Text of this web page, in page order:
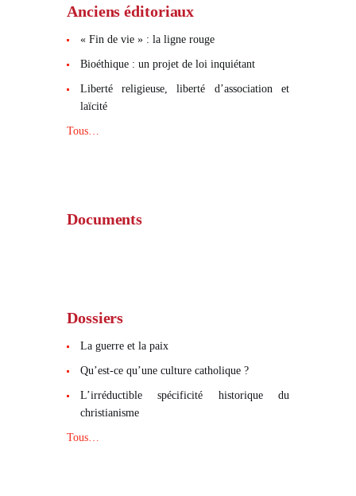
Anciens éditoriaux
« Fin de vie » : la ligne rouge
Bioéthique : un projet de loi inquiétant
Liberté religieuse, liberté d’association et
laïcité
Tous…
Documents
Dossiers
La guerre et la paix
Qu’est-ce qu’une culture catholique ?
L’irréductible spécificité historique du
christianisme
Tous…